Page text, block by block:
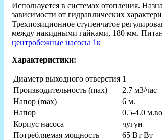
Используется в системах отопления.
зависимости от гидравлических
Трехпозиционное ступенчатое
между накидными гайками, 180 мм.
центробежные насосы 1к
Характеристики:
Диаметр выходного отверстия 1
Производительность (max)
2.7 м3/час
Напор (max)
6 м.
Hапор
0.5-4.0
Корпус насоса
чугун
Потребляемая мощность
65 Вт Вт